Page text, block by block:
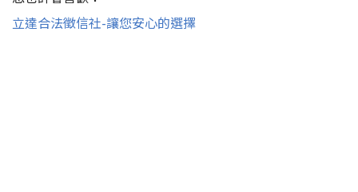
立達合法徵信社-讓您安心的選擇